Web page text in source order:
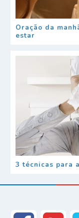
Oração da
estar
3 técnicas para